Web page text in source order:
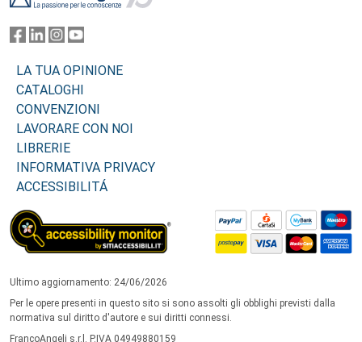
LA TUA OPINIONE
CATALOGHI
CONVENZIONI
LAVORARE CON NOI
LIBRERIE
INFORMATIVA PRIVACY
ACCESSIBILITÁ
Ultimo aggiornamento: 24/06/2026
Per le opere presenti in questo sito si sono assolti gli obblighi previsti dalla
normativa sul diritto d'autore e sui diritti connessi.
FrancoAngeli s.r.l. P.IVA 04949880159